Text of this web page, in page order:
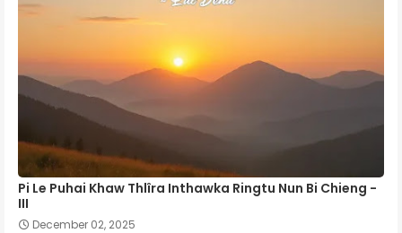
Pi Le Puhai Khaw Thlîra Inthawka Ringtu Nun Bi Chieng -
III
December 02, 2025